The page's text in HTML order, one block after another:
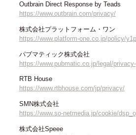
Outbrain Direct Response by Teads
https://www.outbrain.com/privacy/
株式会社プラットフォーム・ワン
https://www.platform-one.co.jp/policy/
パブマティック株式会社
https://www.pubmatic.co.jp/legal/
RTB House
https://www.rtbhouse.com/jp/privacy/
SMN株式会社
https://www.so-netmedia.jp/cookie/
株式会社Speee